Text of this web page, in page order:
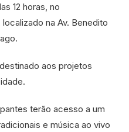
12 horas, no
, localizado na Av. Benedito
aos projetos
terão acesso a um
e música ao vivo